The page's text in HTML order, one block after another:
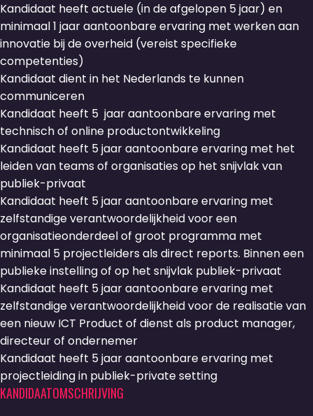
Kandidaat heeft actuele (in de afgelopen 5 jaar) en
minimaal 1 jaar aantoonbare ervaring met werken aan
innovatie bij de overheid (vereist specifieke
competenties)
Kandidaat dient in het Nederlands te kunnen
communiceren
Kandidaat heeft 5 jaar aantoonbare ervaring met
technisch of online productontwikkeling
Kandidaat heeft 5 jaar aantoonbare ervaring met het
leiden van teams of organisaties op het snijvlak van
publiek-privaat
Kandidaat heeft 5 jaar aantoonbare ervaring met
zelfstandige verantwoordelijkheid voor een
organisatieonderdeel of groot programma met
minimaal 5 projectleiders als direct reports. Binnen een
publieke instelling of op het snijvlak publiek-privaat
Kandidaat heeft 5 jaar aantoonbare ervaring met
zelfstandige verantwoordelijkheid voor de realisatie van
een nieuw ICT Product of dienst als product manager,
directeur of ondernemer
Kandidaat heeft 5 jaar aantoonbare ervaring met
projectleiding in publiek-private setting
KANDIDAATOMSCHRIJVING